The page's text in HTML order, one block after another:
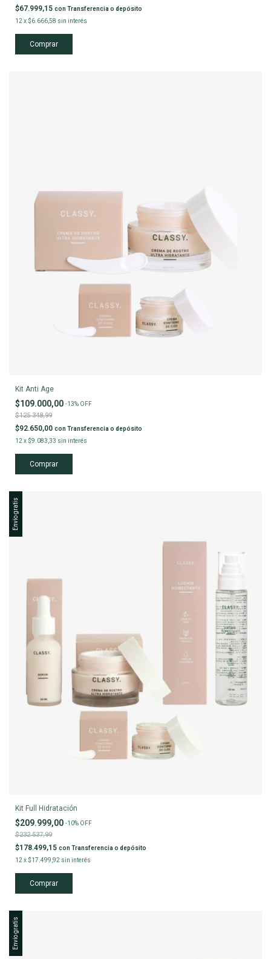
$67.999,15 con Transferencia o depósito
12 x$6.666,58 sin interés
Kit Anti Age
$109.000,00 -13% OFF
$125.348,99
$92.650,00 con Transferencia o depósito
12 x$9.083,33 sin interés
Envío gratis
Kit Full Hidratación
$209.999,00 -10% OFF
$232.537,99
$178.499,15 con Transferencia o depósito
12 x$17.499,92 sin interés
Envío gratis